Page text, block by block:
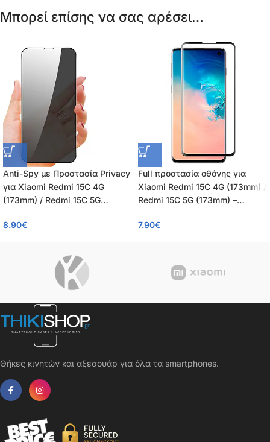
Μπορεί επίσης να σας αρέσει…
Anti-Spy με Προστασία Privacy
για Xiaomi Redmi 15C 4G
(173mm) / Redmi 15C 5G
Οθόνης – Tempered Glass 9H,
8.90€
Full προστασία οθόνης για
Xiaomi Redmi 15C 4G (173mm) /
Redmi 15C 5G (173mm) –
κάλυψης 9H – OEM – 0.26mm
7.90€
Θήκες κινητών και αξεσουάρ για όλα τα smartphones.